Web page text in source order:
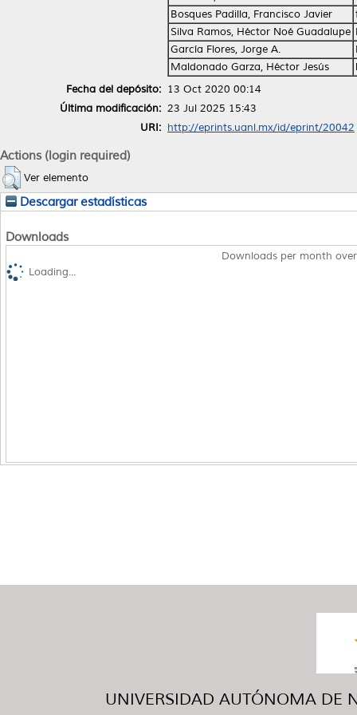
Bosques Padilla, Francisco Javier
Silva Ramos, Héctor Noé Guadalupe
García Flores, Jorge A.
Maldonado Garza, Héctor Jesús
Fecha del depósito: 13 Oct 2020 00:14
Última modificación: 23 Jul 2025 15:43
URI: http://eprints.uanl.mx/id/eprint/20042
Actions (login required)
Ver elemento
Descargar estadísticas
Downloads
Downloads per month
Loading...
UNIVERSIDAD AUTÓNOMA DE